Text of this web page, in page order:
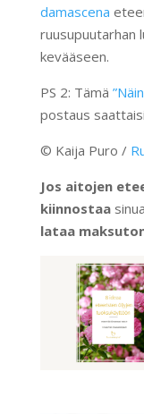
damascena
ruusupuutarhan
kevääseen.
PS 2: Tämä
postaus
© Kaija Puro /
Jos aitojen
kiinnostaa
lataa